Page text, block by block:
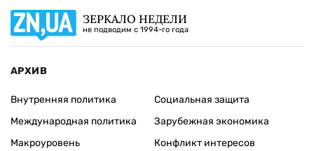
ЗЕРКАЛО НЕДЕЛИ
не подводим с 1994-го года
АРХИВ
Внутренняя политика
Международная политика
Макроуровень
Социальная защита
Зарубежная экономика
Конфликт интересов